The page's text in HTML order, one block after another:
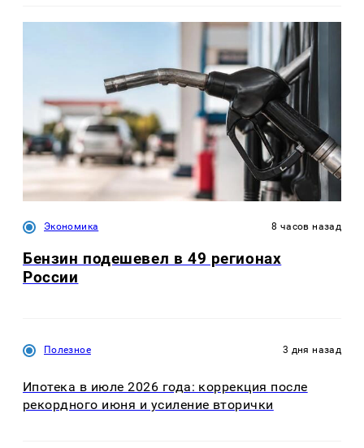
Экономика 8 часов назад
Бензин подешевел в 49 регионах
России
Полезное 3 дня назад
Ипотека в июле 2026 года: коррекция после
рекордного июня и усиление вторички